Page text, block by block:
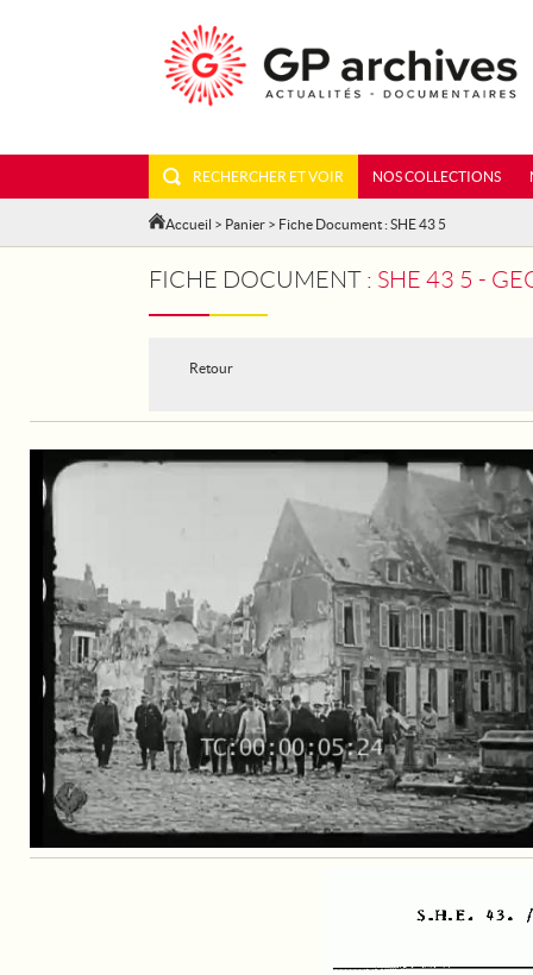
RECHERCHER ET VOIR NOS COLLECTIONS
Accueil > Panier > Fiche Document : SHE 43 5
FICHE DOCUMENT : SHE 43 5 -
Retour